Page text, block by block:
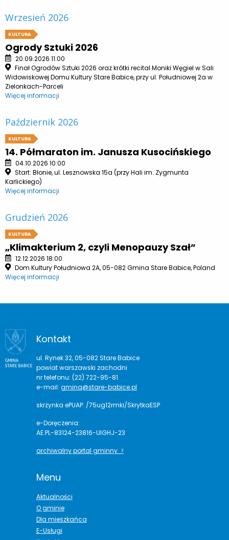
Wrzesień 2026
KULTURA
Ogrody Sztuki 2026
20.09.2026 11:00
Finał Ogrodów Sztuki 2026 oraz krótki recital Moniki Węgiel w Sali
Widowiskowej Domu Kultury Stare Babice, przy ul. Południowej 2a w
Zielonkach-Parceli
Więcej informacji
Październik 2026
KULTURA
14. Półmaraton im. Janusza Kusocińskiego
04.10.2026 10:00
Start: Błonie, ul. Lesznowska 15a (przy Hali im. Zygmunta
Karlickiego)
Więcej informacji
Grudzień 2026
KULTURA
„Klimakterium 2, czyli Menopauzy Szał”
12.12.2026 18:00
Dom Kultury Południowa 2A, 05-082 Gmina Stare Babice, Poland
Więcej informacji
Kontakt
ul. Rynek 32, 05-082 Stare Babice
powiat warszawski zachodni
nr telefonu: (22) 722-95-81
e-mail: gmina@stare-babice.pl
skrzynka ePUAP: /75ug12rmki/SkrytkaESP
e-Doręczenia:
AE:PL-83124-23816-UIGHJ-23
archiwalny portal gminny >
Menu
Aktualności
O gminie
Dla mieszkańca
E-Usługi